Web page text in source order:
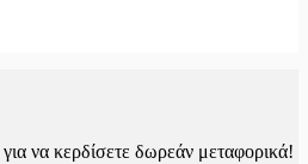
για να κερδίσετε δωρεάν μεταφορικά!